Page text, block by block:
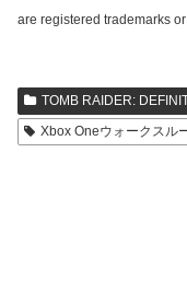
are registered trademarks
TOMB RAIDER:
Xbox Oneウォークスル